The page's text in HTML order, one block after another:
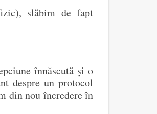
slăbim de fapt
înnăscută și o
despre un protocol
din nou încredere în